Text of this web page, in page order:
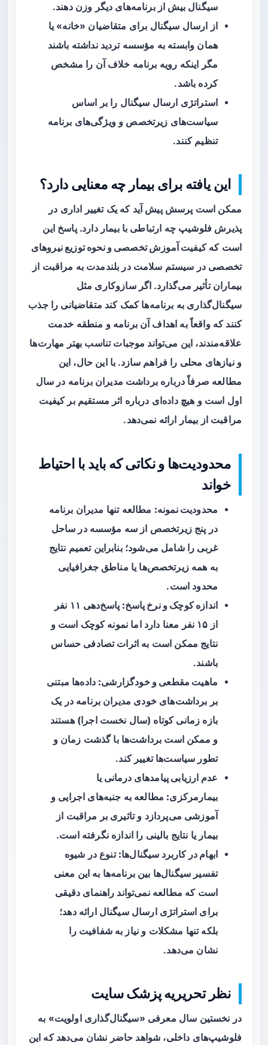
سیگنال بیش از برنامه‌های دیگر وزن دهند.
از ارسال سیگنال برای متقاضیان «خانه» یا
همان وابسته به مؤسسه تردید نداشته باشند
مگر اینکه رویه برنامه خلاف آن را مشخص
کرده باشد.
استراتژی ارسال سیگنال را بر اساس
سیاست‌های زیرتخصص و ویژگی‌های برنامه
تنظیم کنند.
این یافته برای بیمار چه معنایی دارد؟
ممکن است پرسش پیش آید که یک تغییر اداری در
پذیرش فلوشیپ چه ارتباطی با بیمار دارد. پاسخ این
است کهکیفیت آموزش تخصصی و نحوه توزیع نیروهای
تخصصی در سیستم سلامت در بلندمدت به مراقبت از
بیماران تأثیر می‌گذارد. اگر سازوکاری مثل
سیگنال‌گذاری به برنامه‌ها کمک کند متقاضیانی را جذب
کنند که واقعاً به اهداف آن برنامه و منطقه خدمت
علاقه‌مندند، این می‌تواند موجبات تناسب بهتر مهارت‌ها
و نیازهای محلی را فراهم سازد. با این حال، این
مطالعه صرفاً درباره برداشت مدیران برنامه در سال
اول است و هیچ داده‌ای درباره اثر مستقیم بر کیفیت
مراقبت از بیمار ارائه نمی‌دهد.
محدودیت‌ها و نکاتی که باید با احتیاط
خواند
محدودیت نمونه: مطالعه تنها مدیران برنامه
در پنج زیرتخصص از سه مؤسسه در ساحل
غربی را شامل می‌شود؛ بنابراین تعمیم نتایج
به همه زیرتخصص‌ها یا مناطق جغرافیایی
محدود است.
اندازه کوچک و نرخ پاسخ:
پاسخ‌دهی ۱۱ نفر
از ۱۵ نفر معنا دارد اما نمونه کوچک است و
نتایج ممکن است به اثرات تصادفی حساس
باشند.
ماهیت مقطعی و خودگزارشی: داده‌ها مبتنی
بر برداشت‌های خودی مدیران برنامه در یک
بازه زمانی کوتاه (سال نخست اجرا) هستند
و ممکن است برداشت‌ها با گذشت زمان و
تطور سیاست‌ها تغییر کند.
عدم ارزیابی پیامدهای درمانی یا
بیمارمرکزی: مطالعه به جنبه‌های اجرایی و
آموزشی می‌پردازد و تاثیری بر مراقبت از
بیمار یا نتایج بالینی را اندازه نگرفته است.
ابهام در کاربرد سیگنال‌ها: تنوع در شیوه
تفسیر سیگنال‌ها بین برنامه‌ها به این معنی
است که مطالعه نمی‌تواند راهنمای دقیقی
برای استراتژی ارسال سیگنال ارائه دهد؛
بلکه تنها مشکلات و نیاز به شفافیت را
نشان می‌دهد.
نظر تحریریه پزشک سایت
در نخستین سال معرفی «سیگنال‌گذاری اولویت» به
فلوشیپ‌های داخلی، شواهد حاضر نشان می‌دهد که این